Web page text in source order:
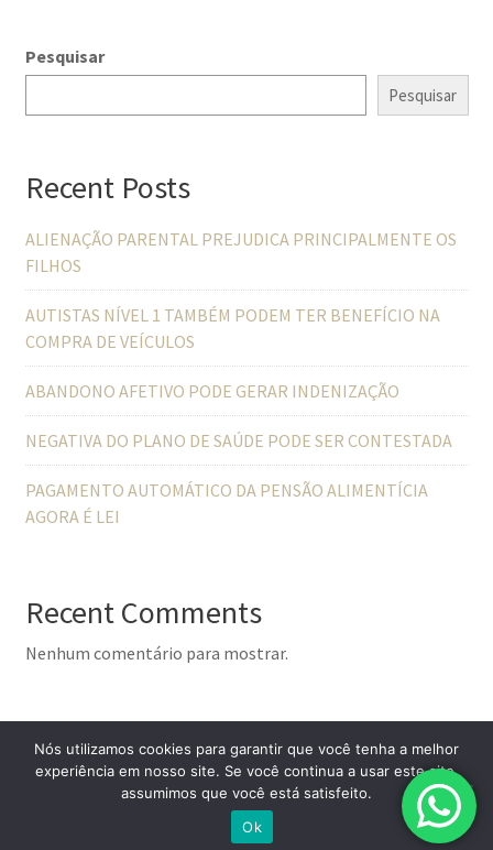
Pesquisar
Pesquisar
Recent Posts
ALIENAÇÃO PARENTAL PREJUDICA PRINCIPALMENTE OS
FILHOS
AUTISTAS NÍVEL 1 TAMBÉM PODEM TER BENEFÍCIO NA
COMPRA DE VEÍCULOS
ABANDONO AFETIVO PODE GERAR INDENIZAÇÃO
NEGATIVA DO PLANO DE SAÚDE PODE SER CONTESTADA
PAGAMENTO AUTOMÁTICO DA PENSÃO ALIMENTÍCIA
AGORA É LEI
Recent Comments
Nenhum comentário para mostrar.
Lawyer Zone by Acme Themes
Nós utilizamos cookies para garantir que você tenha a melhor
experiência em nosso site. Se você continua a usar este site,
assumimos que você está satisfeito.
Ok